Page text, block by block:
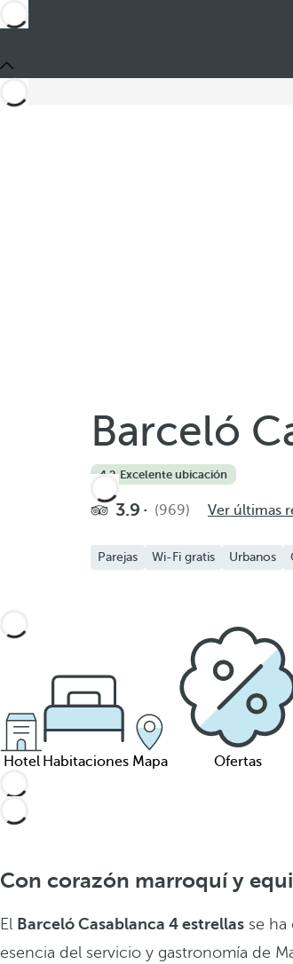
Barceló
4.2·Excelente ubicación
3.9 (969) Ver últimas
Parejas Wi-Fi gratis Urbanos
Hotel Habitaciones Mapa Ofertas
Con corazón marroquí y
El Barceló Casablanca 4 estrellas se ha
esencia del servicio y gastronomía de